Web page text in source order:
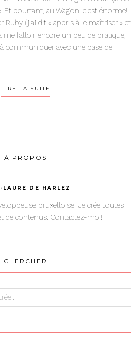
Et pourtant, au Wagon, c’est énorme!
Ruby (j’ai dit « appris à le maîtriser » et
me falloir encore un peu de pratique,
communiquer avec une base de
LIRE LA SUITE
À PROPOS
LAURE DE HARLEZ
bruxelloise. Je crée toutes
de contenus. Contactez-moi!
CHERCHER